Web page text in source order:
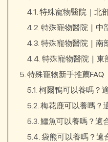
特殊寵物醫院｜北
特殊寵物醫院｜中
特殊寵物醫院｜南
特殊寵物醫院｜東
特殊寵物新手推薦FAQ
柯爾鴨可以養嗎？
梅花鹿可以養嗎？
鱷魚可以養嗎？適
袋熊可以養嗎？適